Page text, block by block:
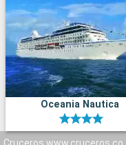
Oceania Nautica
Cruceros www.cruceros.co